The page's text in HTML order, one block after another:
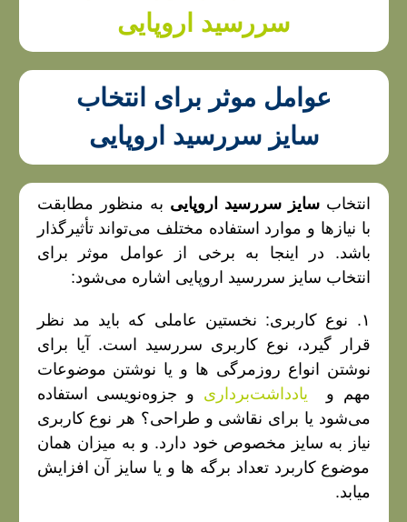
سررسید اروپایی
عوامل موثر برای انتخاب
سایز سررسید اروپایی
انتخابسایز سررسید اروپایی به منظور مطابقت
با نیازها و موارد استفاده مختلف می‌تواند تأثیرگذار
باشد. در اینجا به برخی از عوامل موثر برای
انتخاب سایز سررسید اروپایی اشاره می‌شود:
۱. نوع کاربری: نخستین عاملی که باید مد نظر
قرار گیرد، نوع کاربری سررسید است. آیا برای
نوشتن انواع روزمرگی ها و یا نوشتن موضوعات
مهم و یادداشت‌برداری و جزوه‌نویسی استفاده
می‌شود یا برای نقاشی و طراحی؟ هر نوع کاربری
نیاز به سایز مخصوص خود دارد. و به میزان همان
موضوع کاربرد تعداد برگه ها و یا سایز آن افزایش
میابد.